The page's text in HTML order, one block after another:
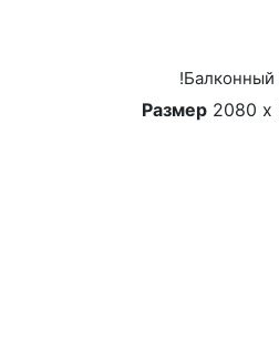
!Балконный
Размер 2080